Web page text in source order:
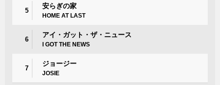
5
安らぎの家
HOME AT LAST
6
アイ・ガット・ザ・ニュース
I GOT THE NEWS
7
ジョージー
JOSIE